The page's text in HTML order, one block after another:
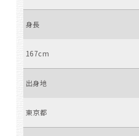
身長
167cm
出身地
東京都